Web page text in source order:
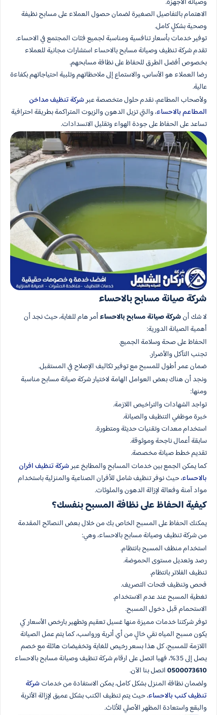
الاهتمام بالتفاصيل الصغيرة لضمان حصول العملاء على مسابح نظيفة
وصحية بشكلٍ كامل.
توفير خدمات بأسعار تنافسية ومناسبة لجميع فئات المجتمع في الاحساء.
تقدم شركة تنظيف وصيانة مسابح بالاحساء استشارات مجانية للعملاء
بخصوص أفضل الطرق للحفاظ على نظافة مسابحهم.
رضا العملاء هو الأساس، والاستماع إلى ملاحظاتهم وتلبية احتياجاتهم بكفاءة
عالية.
ولأصحاب المطاعم، نقدم حلول متخصصة عبرشركة تنظيف مداخن
المطاعم بالاحساء، والتي تزيل الدهون والزيوت المتراكمة بطريقة احترافية
تساعد على الحفاظ على جودة الهواء وتقليل الانسدادات.
شركة صيانة مسابح بالاحساء
لا شك أنشركة صيانة مسابح بالاحساءأمر هام للغاية، حيث نجد أن
أهمية الصيانة الدورية:
الحفاظ على صحة وسلامة الجميع.
تجنب التآكل والأضرار.
ضمان عمر أطول للمسبح مع توفير تكاليف الإصلاح في المستقبل.
ونجد أن هناك بعض العوامل الهامة لاختيار شركة صيانة مسابح مناسبة
ومنها:
تواجد الشهادات والتراخيص اللازمة.
خبرة موظفي التنظيف والصيانة.
استخدام معدات وتقنيات حديثة ومتطورة.
سابقة أعمال ناجحة وموثوقة.
تقديم خطط صيانة مخصصة.
كما يمكن الجمع بين خدمات المسابح والمطابخ عبرشركة تنظيف افران
بالاحساء، حيث نوفر تنظيف شامل للأفران الصناعية والمنزلية باستخدام
مواد آمنة وفعالة لإزالة الدهون والملوثات.
كيفية الحفاظ على نظافة المسبح بنفسك؟
يمكنك الحفاظ على المسبح الخاص بك من خلال بعض النصائح المقدمة
من شركة تنظيف وصيانة مسابح بالاحساء، وهي:
استخدام منظف المسبح بانتظام.
رصد وتعديل مستوى الحموضة.
تنظيف الفلاتر بانتظام.
فحص وتنظيف فتحات التصريف.
تغطية المسبح عند عدم الاستخدام.
الاستحمام قبل دخول المسبح.
توفر شركتنا خدمات مميزة منها غسيل تعقيم وتطهير بارخص الأسعار كي
يكون مسبح المياه نقي خالٍ من أي أتربة ورواسب، كما يتم عمل الصيانة
اللازمة للمسبح، كل هذا بسعر رخيص للغاية وتخفيضات هائلة مع خصم
يصل إلى 35%، فهيا اتصل على ارقام شركة تنظيف وصيانة مسابح بالاحساء
0500073610اتصل بنا الآن.
ولضمان نظافة المنزل بشكل كامل، يمكن الاستفادة من خدمات شركة
تنظيف كنب بالاحساء، حيث يتم تنظيف الكنب بشكل عميق لإزالة الأتربة
والبقع واستعادة المظهر الأصلي للأثاث.